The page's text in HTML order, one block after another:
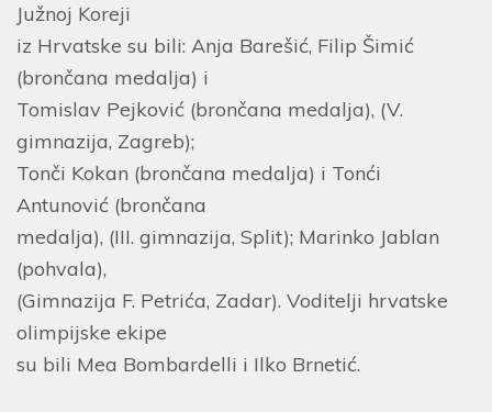
Južnoj Koreji
iz Hrvatske su bili: Anja Barešić, Filip Šimić
(brončana medalja) i
Tomislav Pejković (brončana medalja), (V.
gimnazija, Zagreb);
Tonči Kokan (brončana medalja) i Tonći
Antunović (brončana
medalja), (III. gimnazija, Split); Marinko Jablan
(pohvala),
(Gimnazija F. Petrića, Zadar). Voditelji hrvatske
olimpijske ekipe
su bili Mea Bombardelli i Ilko Brnetić.